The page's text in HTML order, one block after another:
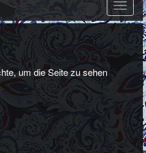
Toggle
um die Seite zu sehen